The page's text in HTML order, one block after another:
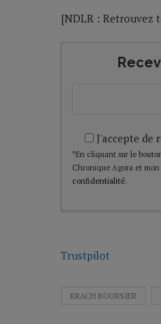
[NDLR : Retrouvez
J'accepte de
*En cliquant sur le
Chronique Agora et
confidentialité.
Trustpilot
KRACH BOURSIER